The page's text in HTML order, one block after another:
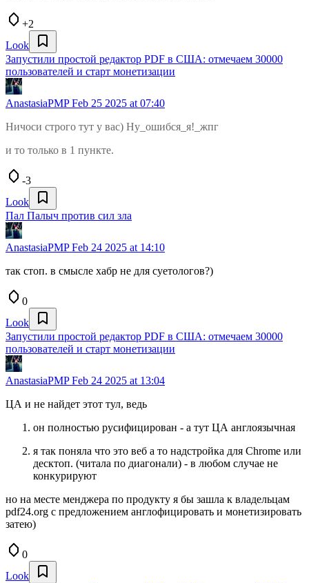
+2
Look
Запустили простой редактор PDF в США: отмечаем 30000
пользователей и старт монетизации
AnastasiaPMPFeb 25 2025 at 07:40
Ничоси строго тут у вас) Ну_ошибся_я!_жпг
и то только в 1 пункте.
-3
Look
Пал Палыч против сил зла
AnastasiaPMPFeb 24 2025 at 14:10
так стоп. в смысле хабр не для суетологов?)
0
Look
Запустили простой редактор PDF в США: отмечаем 30000
пользователей и старт монетизации
AnastasiaPMPFeb 24 2025 at 13:04
ЦА и не найдет этот тул, ведь
он полностью русифицирован - а тут ЦА англоязычная
я так поняла что это веб а то надстройка для Chrome или
десктоп. (читала по диагонали) - в любом случае не
конкурируют
но на месте менджера по продукту я бы зашла к владельцам
pdf24.org с предложением англофицировать и монетизировать
затею)
0
Look